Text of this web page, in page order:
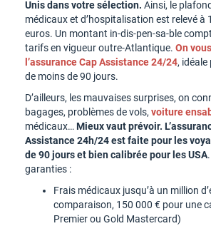
Unis dans votre sélection. Ainsi, le
médicaux et d’hospitalisation est relevé à
euros. Un montant in-dis-pen-sa-ble
tarifs en vigueur outre-Atlantique. On
l’assurance Cap Assistance 24/24,
de moins de 90 jours.
D’ailleurs, les mauvaises surprises, on
bagages, problèmes de vols, voiture
médicaux… Mieux vaut prévoir.
Assistance 24h/24 est faite pour les
de 90 jours et bien calibrée pour les USA
garanties :
Frais médicaux jusqu’à un million
comparaison, 150 000 € pour une
Premier ou Gold Mastercard)